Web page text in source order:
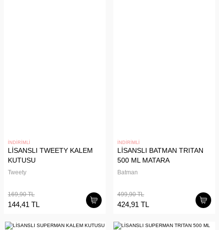
İNDİRİMLİ
LİSANSLI TWEETY KALEM
KUTUSU
Tweety
169,90 TL
144,41 TL
İNDİRİMLİ
LİSANSLI BATMAN TRITAN
500 ML MATARA
Batman
499,90 TL
424,91 TL